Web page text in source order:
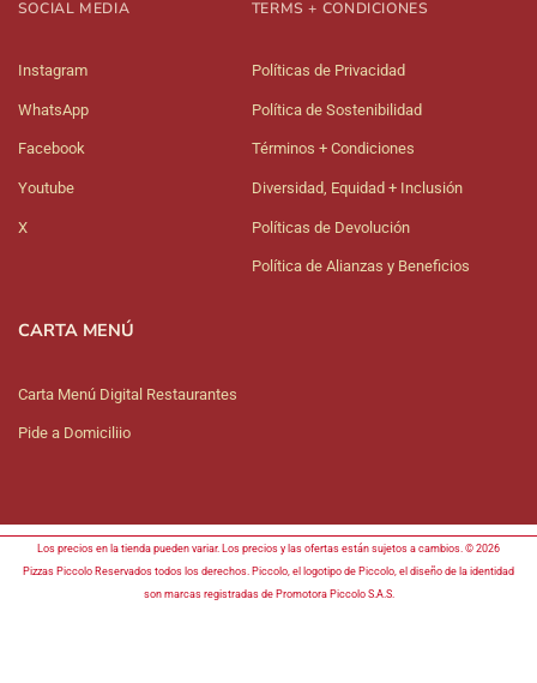
SOCIAL MEDIA
Instagram
WhatsApp
Facebook
Youtube
X
TERMS + CONDICIONES
Políticas de Privacidad
Política de Sostenibilidad
Términos + Condiciones
Diversidad, Equidad + Inclusión
Políticas de Devolución
Política de Alianzas y Beneficios
CARTA MENÚ
Carta Menú Digital Restaurantes
Pide a Domiciliio
Los precios en la tienda pueden variar. Los precios y las ofertas están sujetos a cambios. © 2026
Pizzas Piccolo Reservados todos los derechos. Piccolo, el logotipo de Piccolo, el diseño de la identidad
son marcas registradas de Promotora Piccolo S.A.S.